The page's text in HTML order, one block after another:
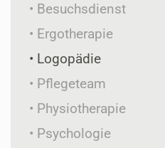
Besuchsdienst
Ergotherapie
Logopädie
Pflegeteam
Physiotherapie
Psychologie